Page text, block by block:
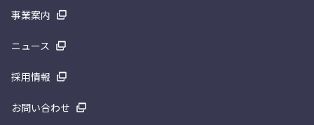
事業案内
ニュース
採用情報
お問い合わせ